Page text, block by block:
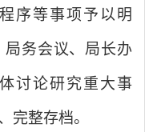
序等事项予以明
务会议、局长办
讨论研究重大事
完整存档。